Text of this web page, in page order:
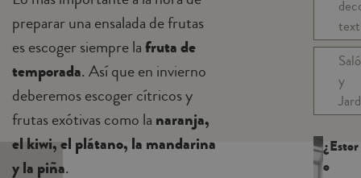
preparar una ensalada de frutas
es escoger siempre lafruta de
temporada. Así que en invierno
deberemos escoger cítricos y
frutas exótivas como la naranja,
el kiwi, el plátano, la mandarina
y la piña.
y
¿Estor
o